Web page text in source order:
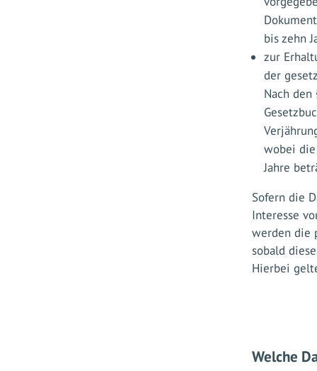
bis zehn
zur
der
Nach
wobei
Jahre
Sofern die
Interesse
werden die
sobald
Hierbei
Welche